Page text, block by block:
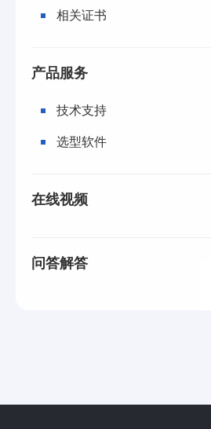
相关证书
产品服务
技术支持
选型软件
在线视频
问答解答